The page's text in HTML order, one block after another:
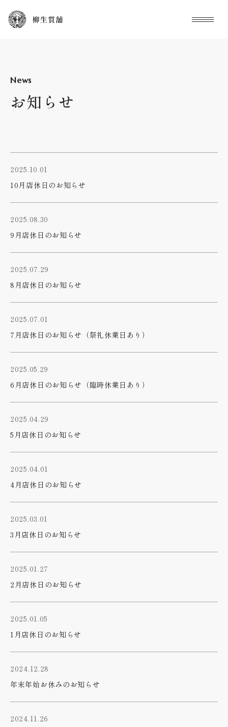
メニュ
お知らせ
News
2025.10.01
10月店休日のお知らせ
2025.08.30
9月店休日のお知らせ
2025.07.29
8月店休日のお知らせ
2025.07.01
7月店休日のお知らせ（祭礼休業日あり）
2025.05.29
6月店休日のお知らせ（臨時休業日あり）
2025.04.29
5月店休日のお知らせ
2025.04.01
4月店休日のお知らせ
2025.03.01
3月店休日のお知らせ
2025.01.27
2月店休日のお知らせ
2025.01.05
1月店休日のお知らせ
2024.12.28
年末年始お休みのお知らせ
2024.11.26